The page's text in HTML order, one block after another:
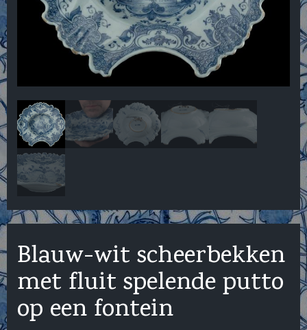
Blauw-wit scheerbekken
met fluit spelende putto
op een fontein